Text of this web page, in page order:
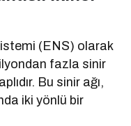
(ENS) olarak
fazla sinir
Bu sinir ağı,
iki yönlü bir